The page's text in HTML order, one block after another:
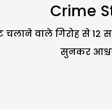
Crime
वाले गिरोह से 12
सुनकर